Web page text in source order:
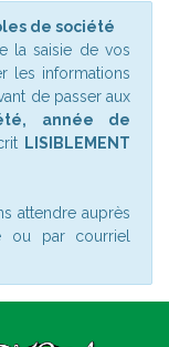
de société
la saisie de vos
les informations
de passer aux
année de
LISIBLEMENT
attendre auprès
ou par courriel